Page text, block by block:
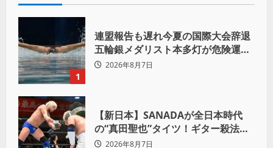
1
連盟報告も遅れ今夏の国際大会辞退
五輪銀メダリスト本多灯が危険運転
致傷で起訴
2026年8月7日
【新日本】SANADAが全日本時代
の“真田聖也”タイツ！ギター殺法で
Yuto-IceをKO「俺と闘う時は考え
2026年8月7日